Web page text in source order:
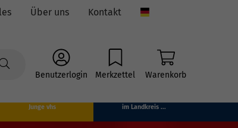
Über uns Kontakt
Benutzerlogin Merkzettel Warenkorb
Junge vhs im Landkreis ...